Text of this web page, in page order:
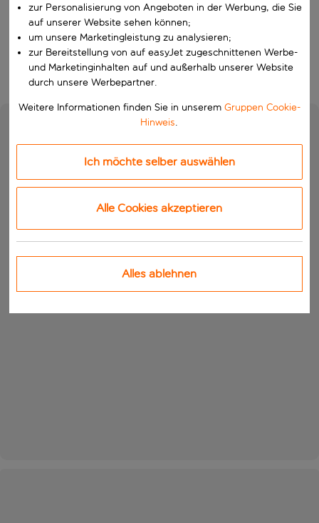
Suchen
zur Personalisierung von Angeboten in der Werbung, die Sie
auf unserer Website sehen können;
um unsere Marketingleistung zu analysieren;
zur Bereitstellung von auf easyJet zugeschnittenen Werbe-
und Marketinginhalten auf und außerhalb unserer Website
durch unsere Werbepartner.
Weitere Informationen finden Sie in unserem Gruppen Cookie-
Hinweis.
Ich möchte selber auswählen
Alle Cookies akzeptieren
Alles ablehnen